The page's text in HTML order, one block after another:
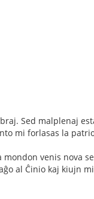
Sed malplenaj
mi forlasas la
venis nova
al Ĉinio kaj kiujn